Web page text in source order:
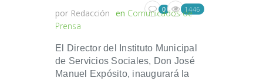
por Redacción en Comunicados de
Prensa
0 1446
El Director del Instituto Municipal
de Servicios Sociales, Don José
Manuel Expósito, inaugurará la